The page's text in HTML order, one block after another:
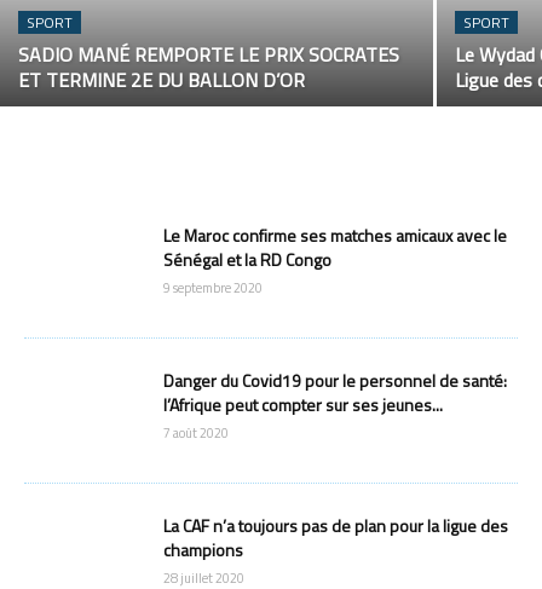
SPORT
SADIO MANÉ REMPORTE LE PRIX SOCRATES
ET TERMINE 2E DU BALLON D’OR
SPORT
Le Wydad
Ligue des
Le Maroc confirme ses matches amicaux avec le
Sénégal et la RD Congo
9 septembre 2020
Danger du Covid19 pour le personnel de santé:
l’Afrique peut compter sur ses jeunes...
7 août 2020
La CAF n’a toujours pas de plan pour la ligue des
champions
28 juillet 2020